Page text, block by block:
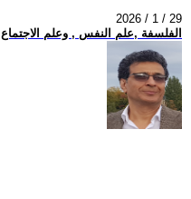
2026 / 1 / 29
الفلسفة ,علم النفس , وعلم الاجتماع